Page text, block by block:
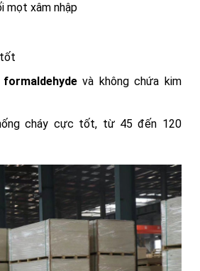
mọt xâm nhập
formaldehydevà không chứa kim
cháy cực tốt, từ 45 đến 120